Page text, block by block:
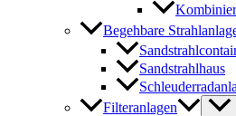
Begehbare
Sandstrahlhaus
Filteranlagen